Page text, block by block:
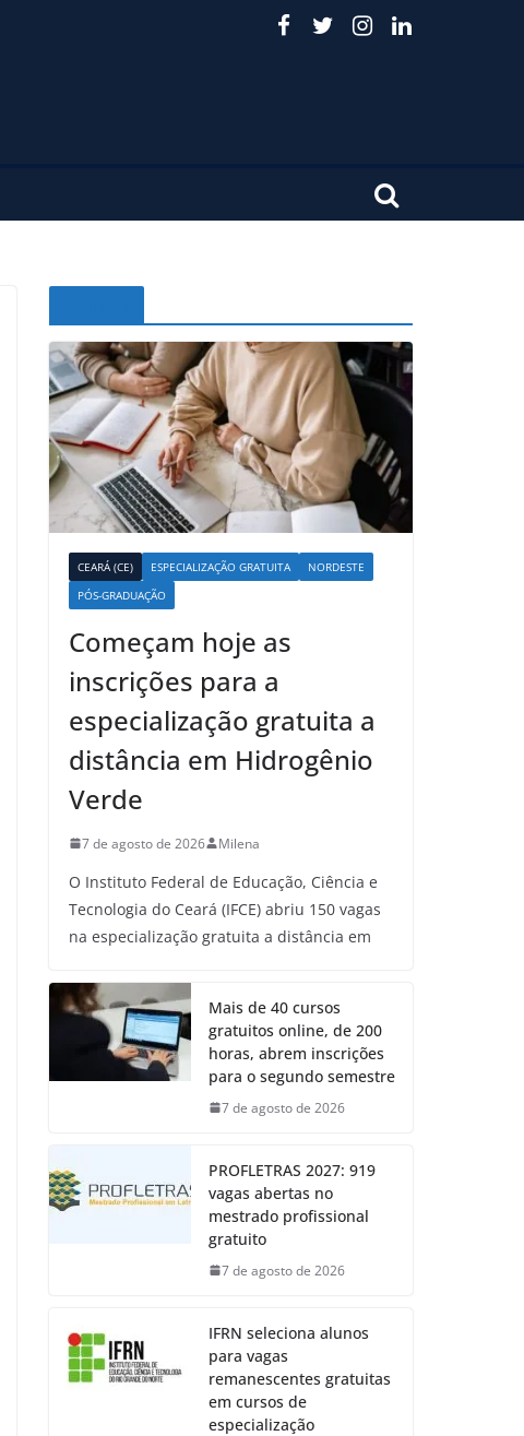
CEARÁ (CE) ESPECIALIZAÇÃO GRATUITA
NORDESTE
PÓS-GRADUAÇÃO
Começam hoje as
inscrições para a
especialização gratuita a
distância em Hidrogênio
Verde
7 de agosto de 2026 Milena
O Instituto Federal de Educação, Ciência e
Tecnologia do Ceará (IFCE) abriu 150 vagas
na especialização gratuita a distância em
Mais de 40 cursos
gratuitos online, de 200
horas, abrem inscrições
para o segundo semestre
7 de agosto de 2026
PROFLETRAS 2027: 919
vagas abertas no
mestrado profissional
gratuito
7 de agosto de 2026
IFRN seleciona alunos
para vagas
remanescentes gratuitas
em cursos de
especialização